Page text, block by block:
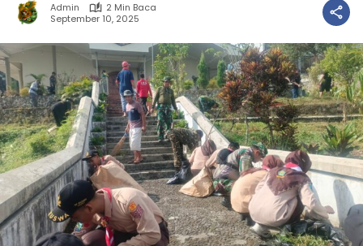
Admin
2 Min Baca
September 10, 2025